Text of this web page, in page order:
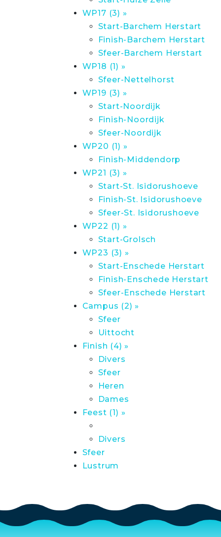
WP17 (3) »
Start-Barchem Herstart
Finish-Barchem Herstart
Sfeer-Barchem Herstart
WP18 (1) »
Sfeer-Nettelhorst
WP19 (3) »
Start-Noordijk
Finish-Noordijk
Sfeer-Noordijk
WP20 (1) »
Finish-Middendorp
WP21 (3) »
Start-St. Isidorushoeve
Finish-St. Isidorushoeve
Sfeer-St. Isidorushoeve
WP22 (1) »
Start-Grolsch
WP23 (3) »
Start-Enschede Herstart
Finish-Enschede Herstart
Sfeer-Enschede Herstart
Campus (2) »
Sfeer
Uittocht
Finish (4) »
Divers
Sfeer
Heren
Dames
Feest (1) »
Divers
Sfeer
Lustrum